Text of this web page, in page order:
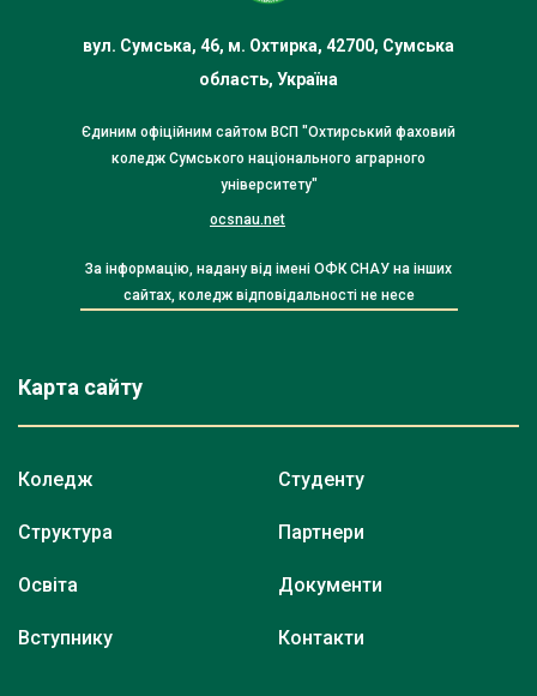
вул. Сумська, 46, м. Охтирка, 42700, Сумська
область, Україна
Єдиним офіційним сайтом ВСП "Охтирський фаховий
коледж Сумського національного аграрного
університету"
ocsnau.net
За інформацію, надану від імені ОФК СНАУ на інших
сайтах, коледж відповідальності не несе
Карта сайту
Коледж
Структура
Освіта
Вступнику
Студенту
Партнери
Документи
Контакти